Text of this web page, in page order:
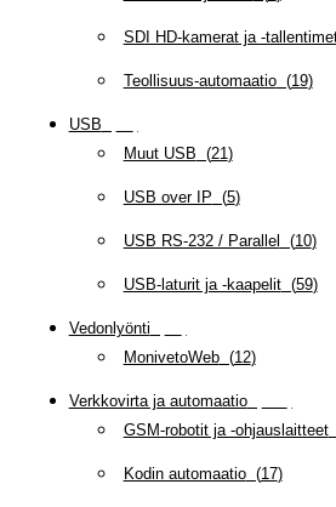
SDI HD-kamerat ja -
Teollisuus-automaatio(19)
USB
Muut USB (21)
USB over IP (5)
USB RS-232 / Parallel (10)
USB-laturit ja -kaapelit(59)
Vedonlyönti
MonivetoWeb(12)
Verkkovirta ja automaatio(
GSM-robotit ja -ohjauslaitteet
Kodin automaatio(17)